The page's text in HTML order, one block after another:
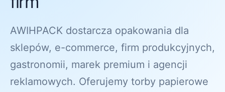
AWIHPACK dostarcza opakowania dla
sklepów, e-commerce, firm produkcyjnych,
gastronomii, marek premium i agencji
reklamowych. Oferujemy torby papierowe